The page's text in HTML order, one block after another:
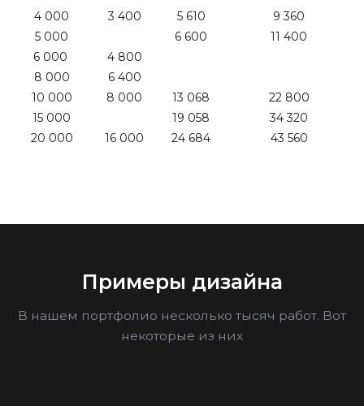
4 000
3 400 5 610
9 360
5 000
6 600
11 400
6 000
4 800
8 000
6 400
10 000
8 000 13 068
22 800
15 000
19 058
34 320
20 000
16 000 24 684 43 560
Примеры дизайна
В нашем портфолио несколько тысяч работ. Вот
некоторые из них